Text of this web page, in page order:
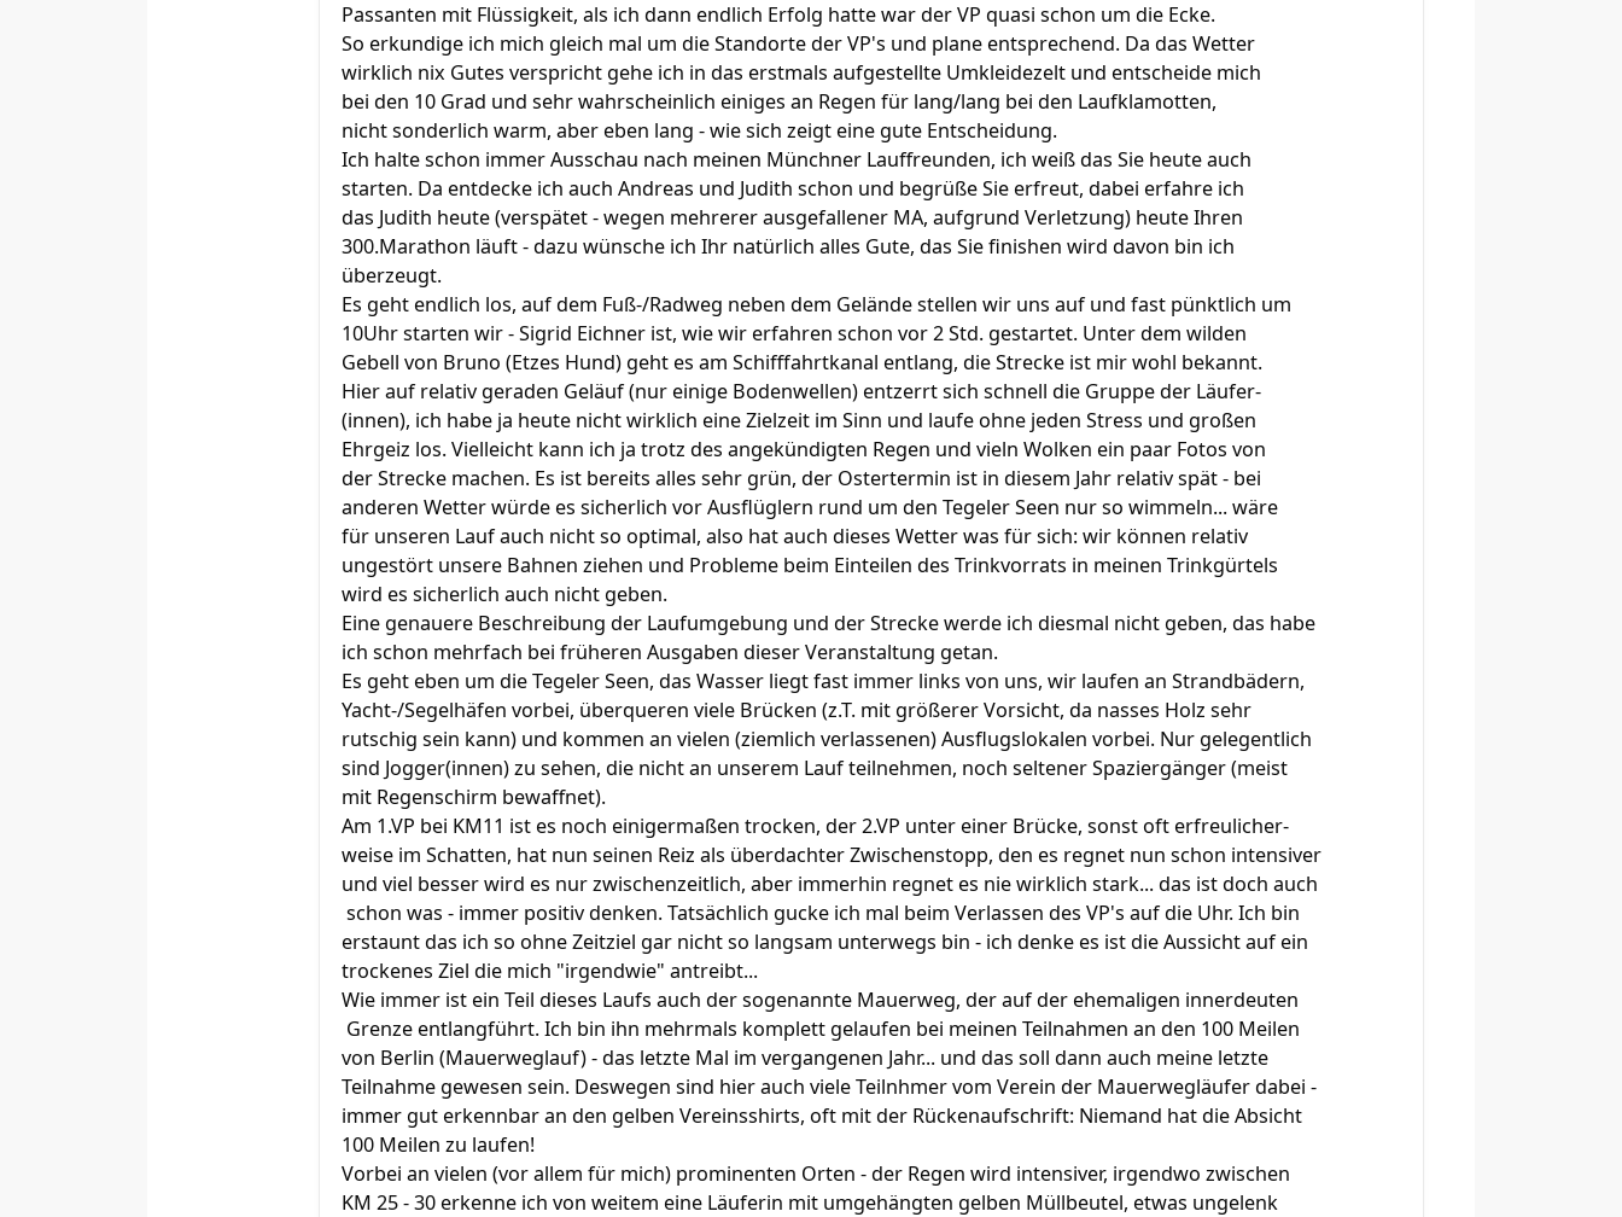
Passanten mit Flüssigkeit, als ich dann endlich Erfolg hatte war der VP quasi schon um die Ecke.
So erkundige ich mich gleich mal um die Standorte der VP's und plane entsprechend. Da das Wetter
wirklich nix Gutes verspricht gehe ich in das erstmals aufgestellte Umkleidezelt und entscheide mich
bei den 10 Grad und sehr wahrscheinlich einiges an Regen für lang/lang bei den Laufklamotten,
nicht sonderlich warm, aber eben lang - wie sich zeigt eine gute Entscheidung.
Ich halte schon immer Ausschau nach meinen Münchner Lauffreunden, ich weiß das Sie heute auch
starten. Da entdecke ich auch Andreas und Judith schon und begrüße Sie erfreut, dabei erfahre ich
das Judith heute (verspätet - wegen mehrerer ausgefallener MA, aufgrund Verletzung) heute Ihren
300.Marathon läuft - dazu wünsche ich Ihr natürlich alles Gute, das Sie finishen wird davon bin ich
überzeugt.
Es geht endlich los, auf dem Fuß-/Radweg neben dem Gelände stellen wir uns auf und fast pünktlich um
10Uhr starten wir - Sigrid Eichner ist, wie wir erfahren schon vor 2 Std. gestartet. Unter dem wilden
Gebell von Bruno (Etzes Hund) geht es am Schifffahrtkanal entlang, die Strecke ist mir wohl bekannt.
Hier auf relativ geraden Geläuf (nur einige Bodenwellen) entzerrt sich schnell die Gruppe der Läufer-
(innen), ich habe ja heute nicht wirklich eine Zielzeit im Sinn und laufe ohne jeden Stress und großen
Ehrgeiz los. Vielleicht kann ich ja trotz des angekündigten Regen und vieln Wolken ein paar Fotos von
der Strecke machen. Es ist bereits alles sehr grün, der Ostertermin ist in diesem Jahr relativ spät - bei
anderen Wetter würde es sicherlich vor Ausflüglern rund um den Tegeler Seen nur so wimmeln... wäre
für unseren Lauf auch nicht so optimal, also hat auch dieses Wetter was für sich: wir können relativ
ungestört unsere Bahnen ziehen und Probleme beim Einteilen des Trinkvorrats in meinen Trinkgürtels
wird es sicherlich auch nicht geben.
Eine genauere Beschreibung der Laufumgebung und der Strecke werde ich diesmal nicht geben, das habe
ich schon mehrfach bei früheren Ausgaben dieser Veranstaltung getan.
Es geht eben um die Tegeler Seen, das Wasser liegt fast immer links von uns, wir laufen an Strandbädern,
Yacht-/Segelhäfen vorbei, überqueren viele Brücken (z.T. mit größerer Vorsicht, da nasses Holz sehr
rutschig sein kann) und kommen an vielen (ziemlich verlassenen) Ausflugslokalen vorbei. Nur gelegentlich
sind Jogger(innen) zu sehen, die nicht an unserem Lauf teilnehmen, noch seltener Spaziergänger (meist
mit Regenschirm bewaffnet).
Am 1.VP bei KM11 ist es noch einigermaßen trocken, der 2.VP unter einer Brücke, sonst oft erfreulicher-
weise im Schatten, hat nun seinen Reiz als überdachter Zwischenstopp, den es regnet nun schon intensiver
und viel besser wird es nur zwischenzeitlich, aber immerhin regnet es nie wirklich stark... das ist doch auch
schon was - immer positiv denken. Tatsächlich gucke ich mal beim Verlassen des VP's auf die Uhr. Ich bin
erstaunt das ich so ohne Zeitziel gar nicht so langsam unterwegs bin - ich denke es ist die Aussicht auf ein
trockenes Ziel die mich "irgendwie" antreibt...
Wie immer ist ein Teil dieses Laufs auch der sogenannte Mauerweg, der auf der ehemaligen innerdeuten
Grenze entlangführt. Ich bin ihn mehrmals komplett gelaufen bei meinen Teilnahmen an den 100 Meilen
von Berlin (Mauerweglauf) - das letzte Mal im vergangenen Jahr... und das soll dann auch meine letzte
Teilnahme gewesen sein. Deswegen sind hier auch viele Teilnhmer vom Verein der Mauerwegläufer dabei -
immer gut erkennbar an den gelben Vereinsshirts, oft mit der Rückenaufschrift: Niemand hat die Absicht
100 Meilen zu laufen!
Vorbei an vielen (vor allem für mich) prominenten Orten - der Regen wird intensiver, irgendwo zwischen
KM 25 - 30 erkenne ich von weitem eine Läuferin mit umgehängten gelben Müllbeutel, etwas ungelenk